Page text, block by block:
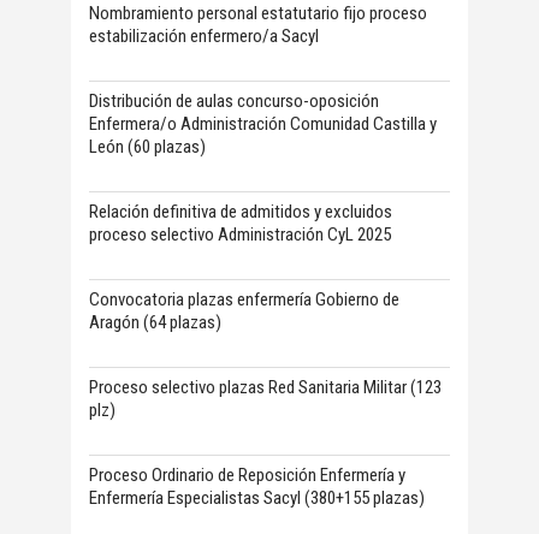
Nombramiento personal estatutario fijo proceso
estabilización enfermero/a Sacyl
Distribución de aulas concurso-oposición
Enfermera/o Administración Comunidad Castilla y
León (60 plazas)
Relación definitiva de admitidos y excluidos
proceso selectivo Administración CyL 2025
Convocatoria plazas enfermería Gobierno de
Aragón (64 plazas)
Proceso selectivo plazas Red Sanitaria Militar (123
plz)
Proceso Ordinario de Reposición Enfermería y
Enfermería Especialistas Sacyl (380+155 plazas)